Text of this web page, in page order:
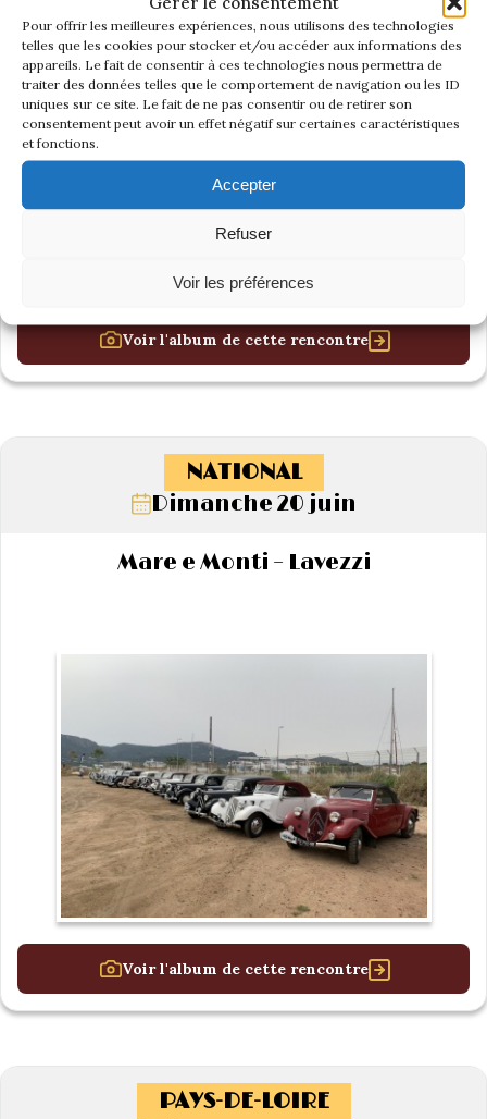
Pour offrir les meilleures expériences, nous utilisons des technologies
telles que les cookies pour stocker et/ou accéder aux informations des
appareils. Le fait de consentir à ces technologies nous permettra de
traiter des données telles que le comportement de navigation ou les ID
uniques sur ce site. Le fait de ne pas consentir ou de retirer son
consentement peut avoir un effet négatif sur certaines caractéristiques
et fonctions.
Accepter
Refuser
Voir les préférences
Voir l'album de cette rencontre
NATIONAL
Dimanche 20 juin
Mare e Monti – Lavezzi
Voir l'album de cette rencontre
PAYS-DE-LOIRE